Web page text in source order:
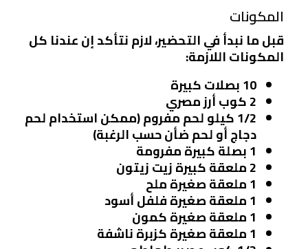
المكونات
قبل ما نبدأ في التحضير، لازم نتأكد إن عندنا كل
المكونات اللازمة:
10 بصلات كبيرة
2 كوب أرز مصري
1/2 كيلو لحم مفروم (ممكن استخدام لحم
دجاج أو لحم ضأن حسب الرغبة)
1 بصلة كبيرة مفرومة
2 ملعقة كبيرة زيت زيتون
1 ملعقة صغيرة ملح
1 ملعقة صغيرة فلفل أسود
1 ملعقة صغيرة كمون
1 ملعقة صغيرة كزبرة ناشفة